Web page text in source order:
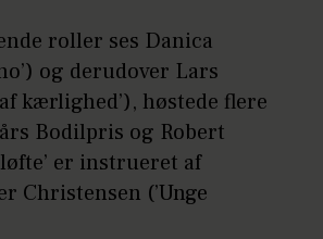
roller ses Danica
og derudover Lars
kærlighed’), høstede flere
Bodilpris og Robert
er instrueret af
Christensen (’Unge